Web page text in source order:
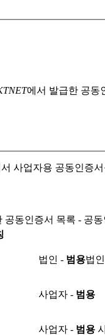
에서 발급한 공동
사업자용 공동인증
공동인증서 목록 - 공
법인 - 범용법
사업자 - 범용
사업자 - 범용